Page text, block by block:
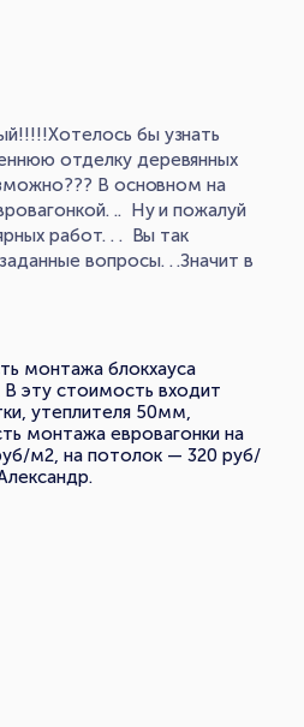
бы узнать
отделку деревянных
В основном на
.. Ну и пожалуй
работ. . . Вы так
вопросы. . .Значит в
монтажа блокхауса
эту стоимость входит
утеплителя 50мм,
монтажа евровагонки на
м2, на потолок — 320 руб/